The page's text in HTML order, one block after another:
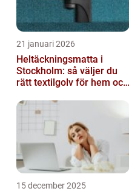
21 januari 2026
Heltäckningsmatta i
Stockholm: så väljer du
rätt textilgolv för hem och
15 december 2025